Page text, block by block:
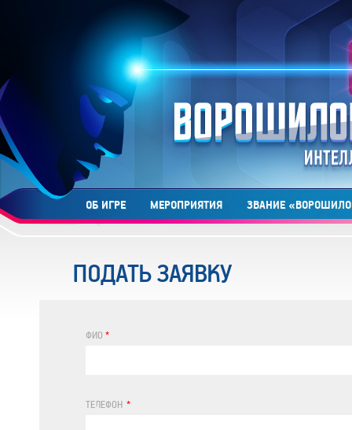
ОБ ИГРЕ МЕРОПРИЯТИЯ ЗВАНИЕ
ПОДАТЬ ЗАЯВКУ
ФИО *
ТЕЛЕФОН *